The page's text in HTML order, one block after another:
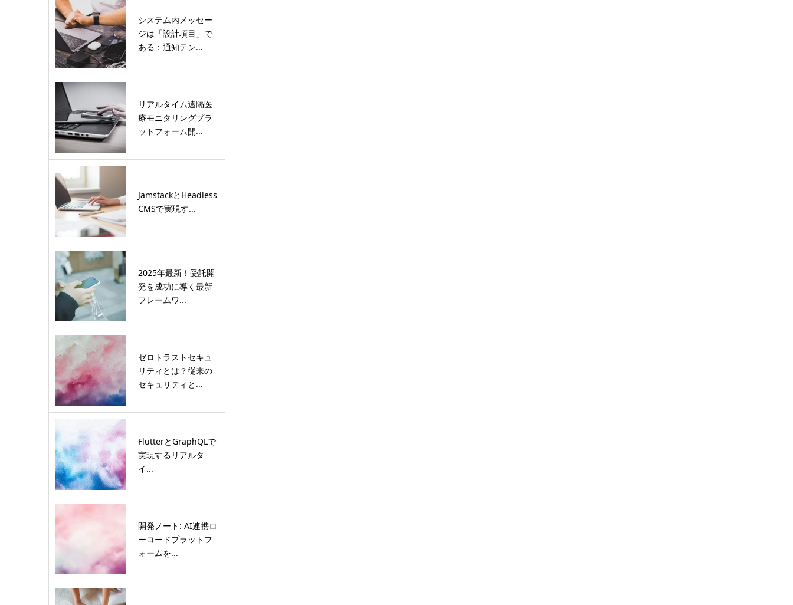
システム内メッセー
ジは「設計項目」で
ある：通知テン...
リアルタイム遠隔医
療モニタリングプラ
ットフォーム開...
JamstackとHeadless
CMSで実現す...
2025年最新！受託開
発を成功に導く最新
フレームワ...
ゼロトラストセキュ
リティとは？従来の
セキュリティと...
FlutterとGraphQLで
実現するリアルタ
イ...
開発ノート: AI連携ロ
ーコードプラットフ
ォームを...